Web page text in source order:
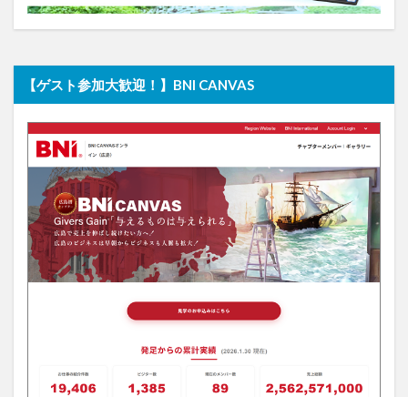
【ゲスト参加大歓迎！】BNI CANVAS